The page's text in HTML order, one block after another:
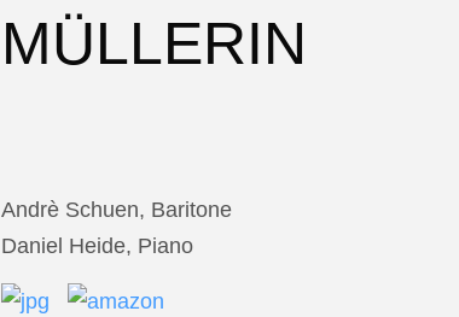
MÜLLERIN
Andrè Schuen, Baritone
Daniel Heide, Piano